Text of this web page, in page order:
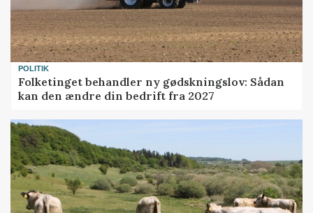
POLITIK
Folketinget behandler ny gødskningslov: Sådan
kan den ændre din bedrift fra 2027